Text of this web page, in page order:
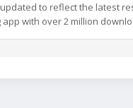
to reflect the latest
with over 2 million